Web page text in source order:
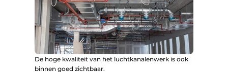
De hoge kwaliteit van het luchtkanalenwerk is ook
binnen goed zichtbaar.